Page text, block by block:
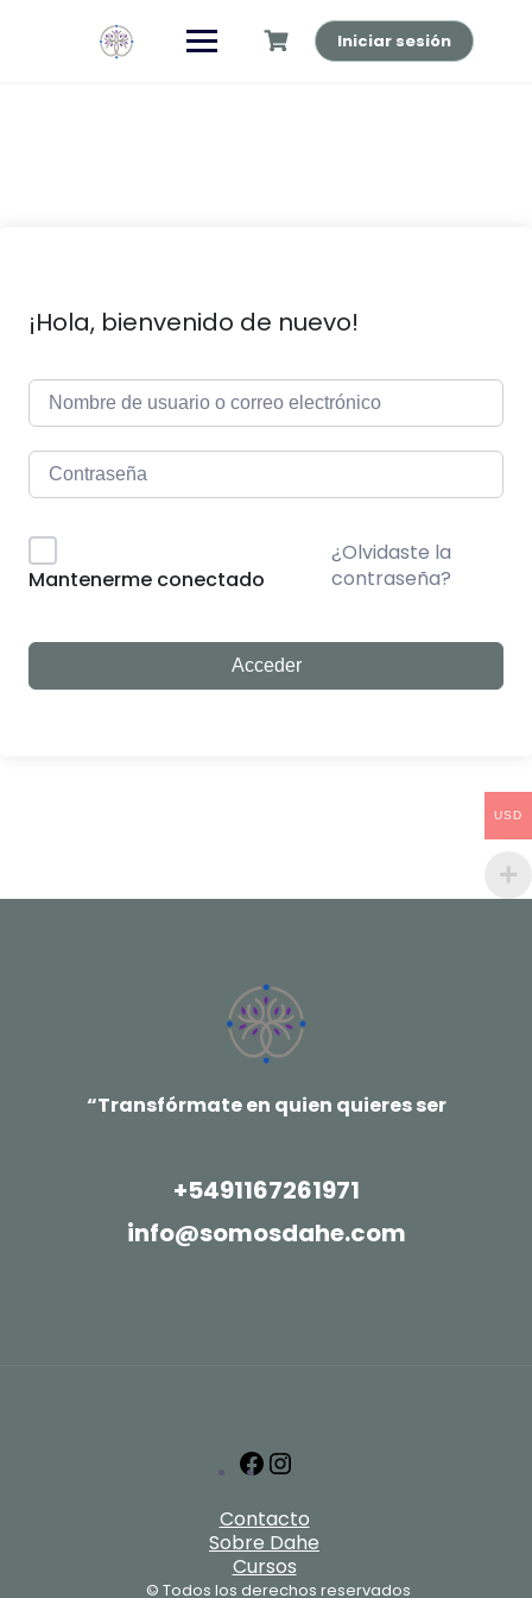
Iniciar sesión
¡Hola, bienvenido de nuevo!
Mantenerme conectado
¿Olvidaste la
contraseña?
Acceder
“Transfórmate en quien quieres ser
+5491167261971
info@somosdahe.com
Facebook
Contacto
Sobre Dahe
Cursos
© Todos los derechos reservados
USD